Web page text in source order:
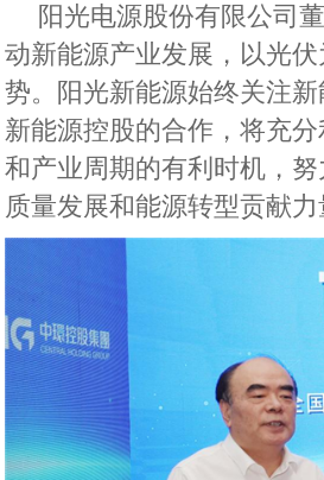
阳光电源股份有限公司
动新能源产业发展，以光
势。阳光新能源始终关注
新能源控股的合作，将充
和产业周期的有利时机，
质量发展和能源转型贡献